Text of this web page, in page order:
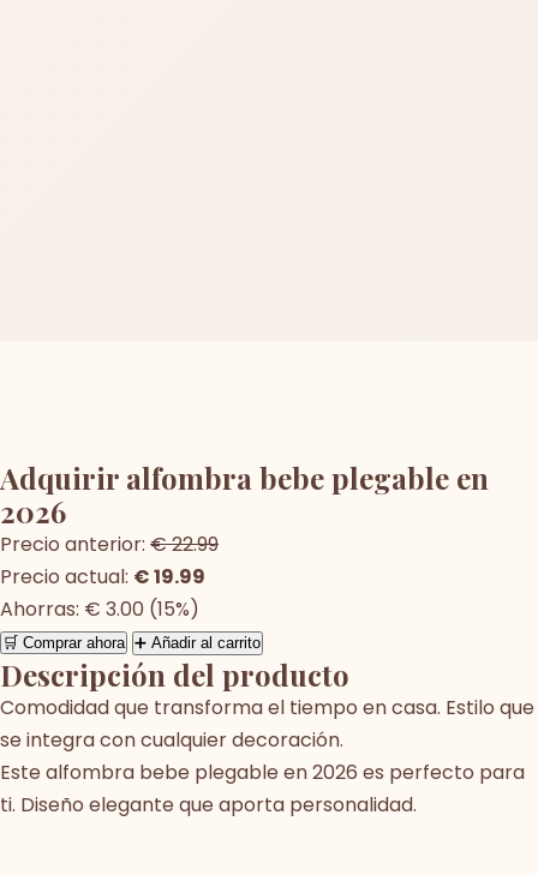
Adquirir alfombra bebe plegable en
2026
Precio anterior: € 22.99
Precio actual: € 19.99
Ahorras: € 3.00 (15%)
🛒 Comprar ahora ➕ Añadir al carrito
Descripción del producto
Comodidad que transforma el tiempo en casa. Estilo que
se integra con cualquier decoración.
Este alfombra bebe plegable en 2026 es perfecto para
ti. Diseño elegante que aporta personalidad.